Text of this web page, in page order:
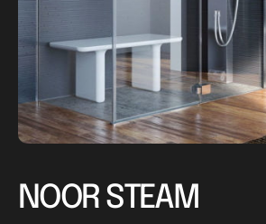
NOOR STEAM